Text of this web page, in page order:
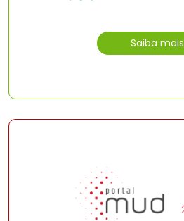
Saiba mais